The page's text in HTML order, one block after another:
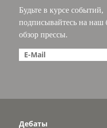
Будьте в курсе событий,
подписывайтесь на наш
обзор прессы.
Дебаты